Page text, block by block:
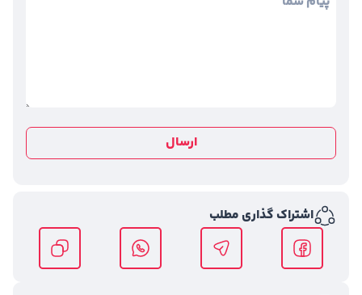
ارسال
اشتراک گذاری مطلب